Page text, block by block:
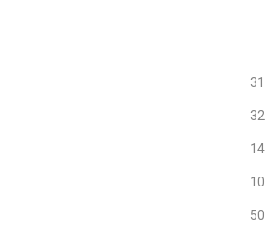
31
32
14
10
50